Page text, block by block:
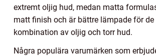
extremt oljig hud, medan matta
matt finish och är bättre lämpade för de
kombination av oljig och torr hud.
Några populära varumärken som